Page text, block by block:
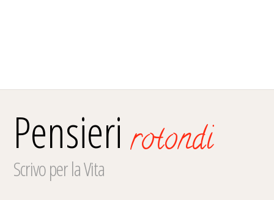
Pensierirotondi
Scrivo per la Vita